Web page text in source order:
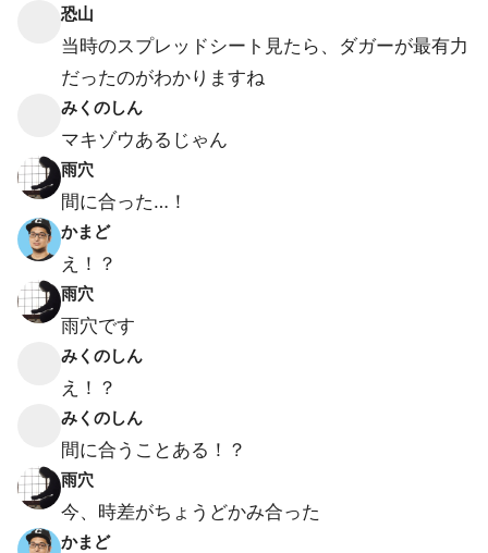
恐山
当時のスプレッドシート見たら、ダガーが最有力
だったのがわかりますね
みくのしん
マキゾウあるじゃん
雨穴
間に合った…！
かまど
え！？
雨穴
雨穴です
みくのしん
え！？
みくのしん
間に合うことある！？
雨穴
今、時差がちょうどかみ合った
かまど